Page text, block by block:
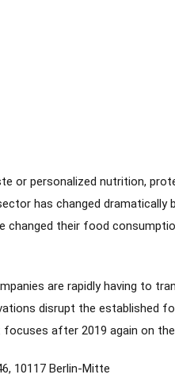
or personalized nutrition,
has changed dramatically
changed their food
are rapidly having to
disrupt the established
focuses after 2019 again on
10117 Berlin-Mitte